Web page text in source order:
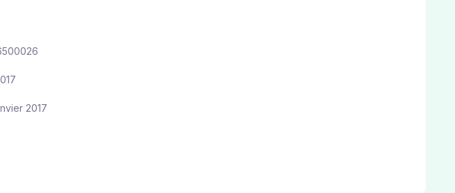
2017